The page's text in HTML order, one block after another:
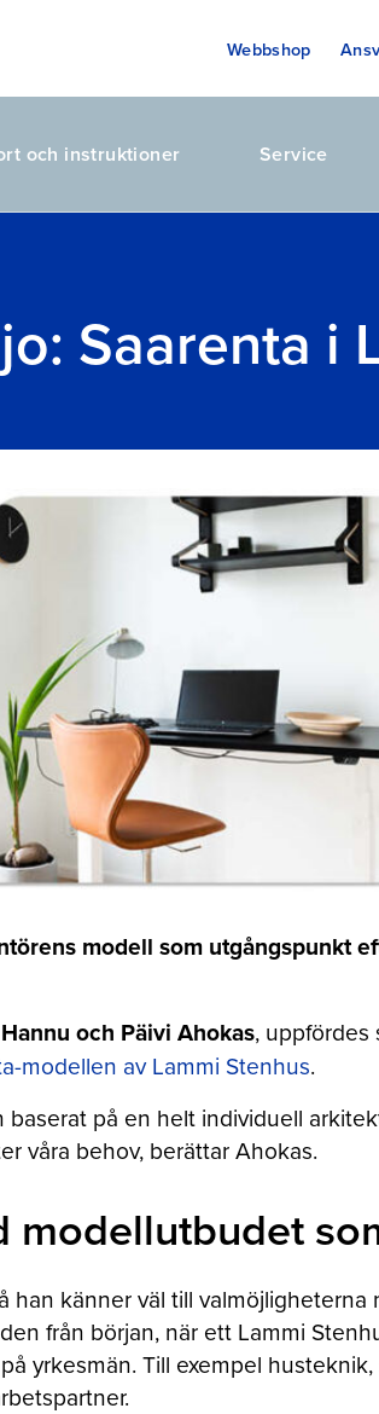
Webbshop
och instruktioner Service
Saarenta i
modell som utgångspunkt
och Päivi Ahokas, uppfördes
modellen av Lammi Stenhus.
på en helt individuell
våra behov, berättar Ahokas.
modellutbudet
han känner väl till
från början, när ett Lammi
yrkesmän. Till exempel